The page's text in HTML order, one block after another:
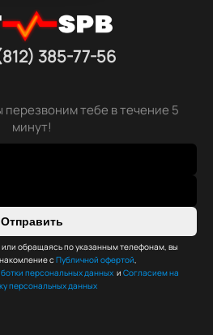
385-77-56
тебе в течение 5
минут!
Отправить
обращаясь по указанным телефонам, вы
с Публичной офертой,
персональных данных и Согласием на
персональных данных